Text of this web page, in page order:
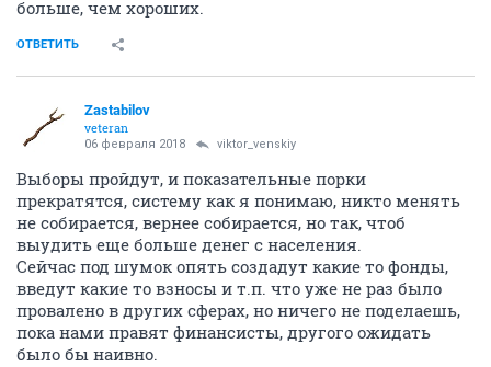
больше, чем хороших.
ОТВЕТИТЬ
Zastabilov
veteran
06 февраля 2018 viktor_venskiy
Выборы пройдут, и показательные порки
прекратятся, систему как я понимаю, никто менять
не собирается, вернее собирается, но так, чтоб
выудить еще больше денег с населения.
Сейчас под шумок опять создадут какие то фонды,
введут какие то взносы и т.п. что уже не раз было
провалено в других сферах, но ничего не поделаешь,
пока нами правят финансисты, другого ожидать
было бы наивно.